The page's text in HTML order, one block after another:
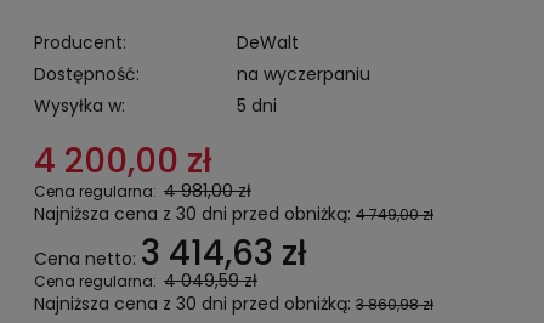
Producent:
DeWalt
Dostępność:
na wyczerpaniu
Wysyłka w:
5 dni
4 200,00 zł
Cena regularna: 4 981,00 zł
Najniższa cena z 30 dni przed obniżką: 4 749,00 zł
Cena netto: 3 414,63 zł
Cena regularna: 4 049,59 zł
Najniższa cena z 30 dni przed obniżką: 3 860,98 zł